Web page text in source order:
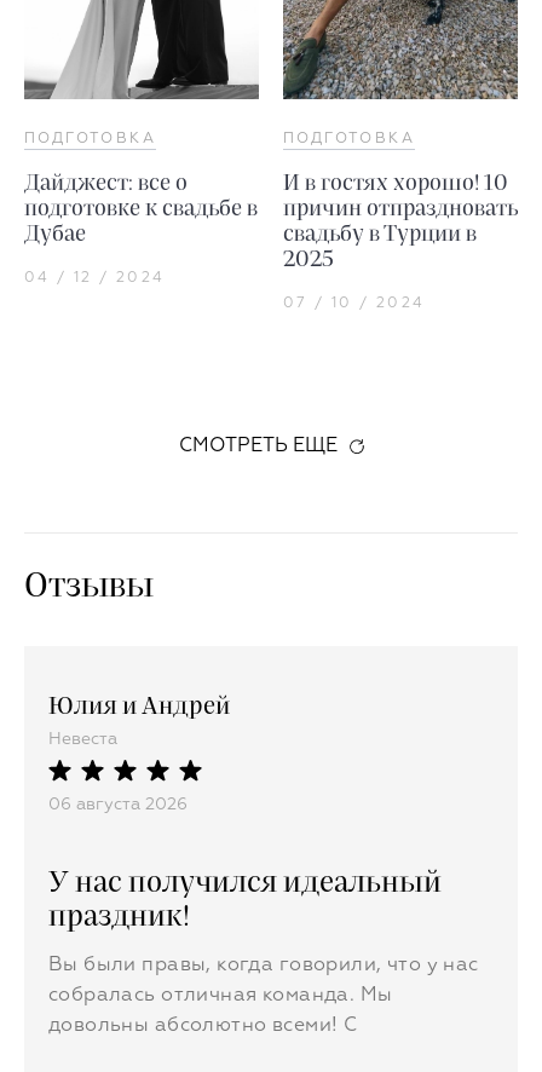
ПОДГОТОВКА
Дайджест: все о
подготовке к свадьбе в
Дубае
04 / 12 / 2024
ПОДГОТОВКА
И в гостях хорошо! 10
причин отпраздновать
свадьбу в Турции в
2025
07 / 10 / 2024
СМОТРЕТЬ ЕЩЕ
Отзывы
Юлия и Андрей
Невеста
06 августа 2026
У нас получился идеальный
праздник!
Вы были правы, когда говорили, что у нас
собралась отличная команда. Мы
довольны абсолютно всеми! С